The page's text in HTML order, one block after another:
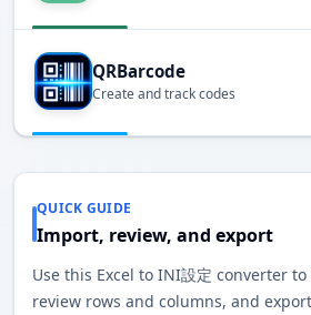
QRBarcode
Create and track codes
QUICK GUIDE
Import, review, and export
Use this Excel to INI設定 converter
review rows and columns, and